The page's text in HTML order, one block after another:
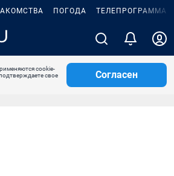
ПОГОДА ТЕЛЕПРОГРАММА
cookie-
свое
Согласен